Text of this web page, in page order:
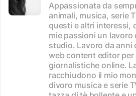
Appassionata da
animali, musica, serie
questi e altri interessi,
mie passioni un
studio. Lavoro da anni
web content editor
giornalistiche online.
racchiudono il mio
divoro musica e serie